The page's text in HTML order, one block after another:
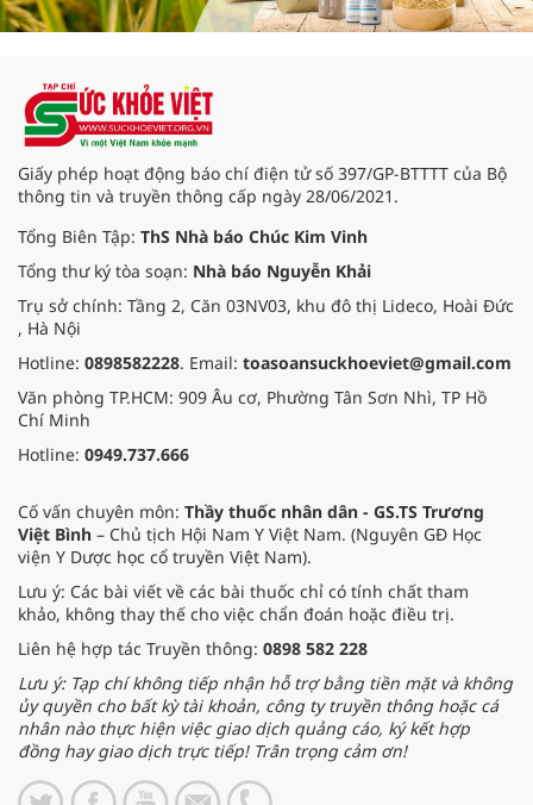
Giấy phép hoạt động báo chí điện tử số 397/GP-BTTTT của Bộ
thông tin và truyền thông cấp ngày 28/06/2021.
Tổng Biên Tập: ThS Nhà báo Chúc Kim Vinh
Tổng thư ký tòa soạn: Nhà báo Nguyễn Khải
Trụ sở chính: Tầng 2, Căn 03NV03, khu đô thị Lideco, Hoài Đức
, Hà Nội
Hotline: 0898582228. Email: toasoansuckhoeviet@gmail.com
Văn phòng TP.HCM: 909 Âu cơ, Phường Tân Sơn Nhì, TP Hồ
Chí Minh
Hotline: 0949.737.666
Cố vấn chuyên môn: Thầy thuốc nhân dân - GS.TS Trương
Việt Bình – Chủ tịch Hội Nam Y Việt Nam. (Nguyên GĐ Học
viện Y Dược học cổ truyền Việt Nam).
Lưu ý: Các bài viết về các bài thuốc chỉ có tính chất tham
khảo, không thay thế cho việc chẩn đoán hoặc điều trị.
Liên hệ hợp tác Truyền thông: 0898 582 228
Lưu ý: Tạp chí không tiếp nhận hỗ trợ bằng tiền mặt và không
ủy quyền cho bất kỳ tài khoản, công ty truyền thông hoặc cá
nhân nào thực hiện việc giao dịch quảng cáo, ký kết hợp
đồng hay giao dịch trực tiếp! Trân trọng cảm ơn!